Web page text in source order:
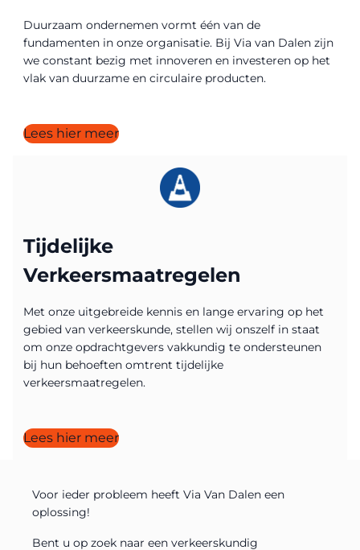
Duurzaam ondernemen vormt één van de
fundamenten in onze organisatie. Bij Via van Dalen zijn
we constant bezig met innoveren en investeren op het
vlak van duurzame en circulaire producten.
Lees hier meer
Tijdelijke
Verkeersmaatregelen​
Met onze uitgebreide kennis en lange ervaring op het
gebied van verkeerskunde, stellen wij onszelf in staat
om onze opdrachtgevers vakkundig te ondersteunen
bij hun behoeften omtrent tijdelijke
verkeersmaatregelen.
Lees hier meer
Voor ieder probleem heeft Via Van Dalen een
oplossing!
Bent u op zoek naar een verkeerskundig